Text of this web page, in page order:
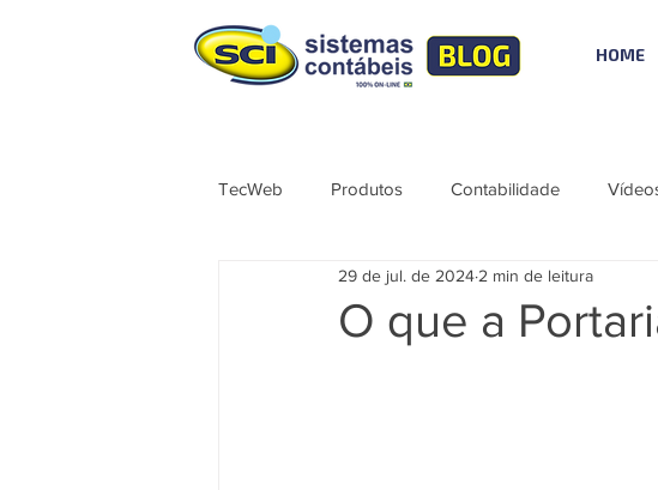
HOME
TecWeb Produtos Contabilidade
Cursos ÚNICO Notícias
O que a
29 de jul. de 2024 2 min de leitura